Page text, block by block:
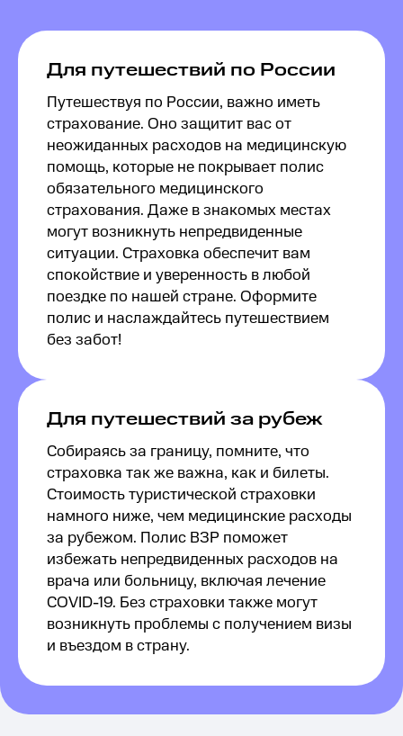
Для путешествий по России
Путешествуя по России, важно иметь
страхование. Оно защитит вас от
неожиданных расходов на медицинскую
помощь, которые не покрывает полис
обязательного медицинского
страхования. Даже в знакомых местах
могут возникнуть непредвиденные
ситуации. Страховка обеспечит вам
спокойствие и уверенность в любой
поездке по нашей стране. Оформите
полис и наслаждайтесь путешествием
без забот!
Для путешествий за рубеж
Собираясь за границу, помните, что
страховка так же важна, как и билеты.
Стоимость туристической страховки
намного ниже, чем медицинские расходы
за рубежом. Полис ВЗР поможет
избежать непредвиденных расходов на
врача или больницу, включая лечение
COVID-19. Без страховки также могут
возникнуть проблемы с получением визы
и въездом в страну.